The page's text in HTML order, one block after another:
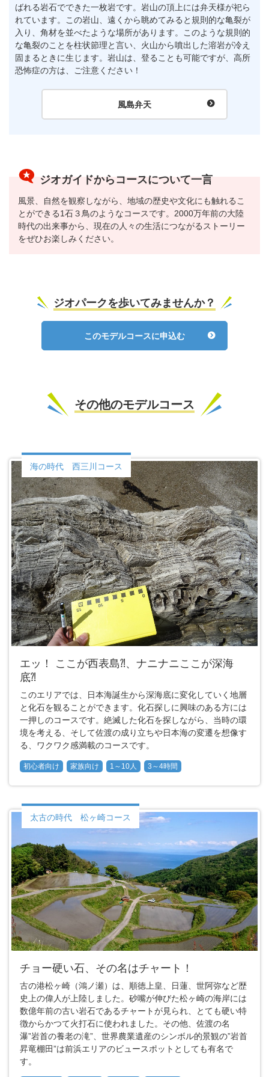
ばれる岩石でできた一枚岩です。岩山の頂上には弁天様が祀ら
れています。この岩山、遠くから眺めてみると規則的な亀裂が
入り、角材を並べたような場所があります。このような規則的
な亀裂のことを柱状節理と言い、火山から噴出した溶岩が冷え
固まるときに生じます。岩山は、登ることも可能ですが、高所
恐怖症の方は、ご注意ください！
風島弁天
ジオガイドからコースについて一言
風景、自然を観察しながら、地域の歴史や文化にも触れるこ
とができる1石３鳥のようなコースです。2000万年前の大陸
時代の出来事から、現在の人々の生活につながるストーリー
をぜひお楽しみください。
ジオパークを歩いてみませんか？
このモデルコースに申込む
その他のモデルコース
海の時代 西三川コース
エッ！ ここが西表島⁈、ナニナニここが深海
底⁈
このエリアでは、日本海誕生から深海底に変化していく地層
と化石を観ることができます。化石探しに興味のある方には
一押しのコースです。絶滅した化石を探しながら、当時の環
境を考える、そして佐渡の成り立ちや日本海の変遷を想像す
る、ワクワク感満載のコースです。
初心者向け 家族向け 1～10人 3～4時間
太古の時代 松ヶ崎コース
チョー硬い石、その名はチャート！
古の港松ヶ崎（鴻ノ瀬）は、順徳上皇、日蓮、世阿弥など歴
史上の偉人が上陸しました。砂嘴が伸びた松ヶ崎の海岸には
数億年前の古い岩石であるチャートが見られ、とても硬い特
徴からかつて火打石に使われました。その他、佐渡の名
瀑”岩首の養老の滝”、世界農業遺産のシンボル的景観の”岩首
昇竜棚田”は前浜エリアのビュースポットとしても有名で
す。